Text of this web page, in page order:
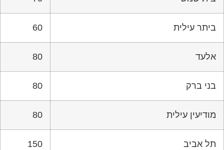
ביתר עילית 60
אלעד 80
בני ברק 80
מודיעין עילית 80
תל אביב 150